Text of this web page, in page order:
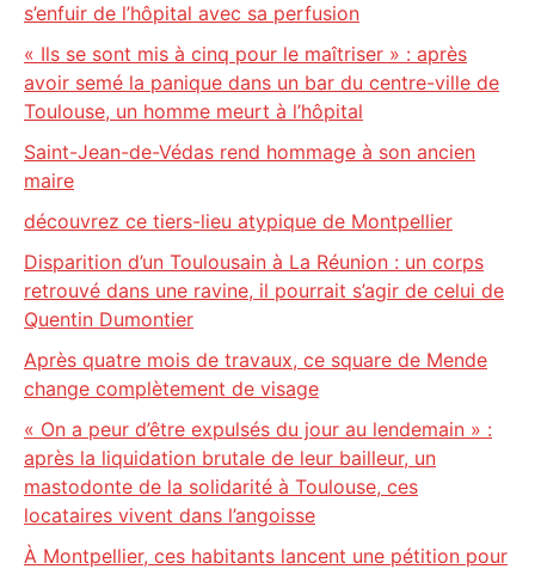
s’enfuir de l’hôpital avec sa perfusion
« Ils se sont mis à cinq pour le maîtriser » : après
avoir semé la panique dans un bar du centre-ville de
Toulouse, un homme meurt à l’hôpital
Saint-Jean-de-Védas rend hommage à son ancien
maire
découvrez ce tiers-lieu atypique de Montpellier
Disparition d’un Toulousain à La Réunion : un corps
retrouvé dans une ravine, il pourrait s’agir de celui de
Quentin Dumontier
Après quatre mois de travaux, ce square de Mende
change complètement de visage
« On a peur d’être expulsés du jour au lendemain » :
après la liquidation brutale de leur bailleur, un
mastodonte de la solidarité à Toulouse, ces
locataires vivent dans l’angoisse
À Montpellier, ces habitants lancent une pétition pour